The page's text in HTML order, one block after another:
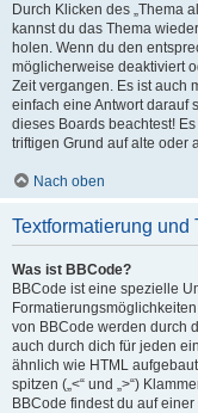
Durch Klicken des „Thema
kannst du das Thema
holen. Wenn du den
möglicherweise deaktiviert
Zeit vergangen. Es ist auch
einfach eine Antwort darauf
dieses Boards beachtest!
triftigen Grund auf alte oder
Nach oben
Textformatierung und
Was ist BBCode?
BBCode ist eine spezielle
von BBCode werden durch
auch durch dich für jeden
ähnlich wie HTML
spitzen („<“ und „>“)
BBCode findest du auf